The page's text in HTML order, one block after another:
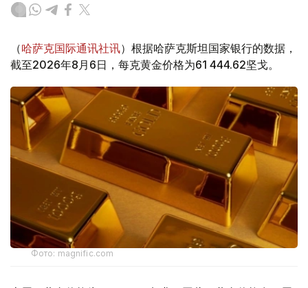
（哈萨克国际通讯社讯）根据哈萨克斯坦国家银行的数据，
截至2026年8月6日，每克黄金价格为61 444.62坚戈。
Фото: magnific.com